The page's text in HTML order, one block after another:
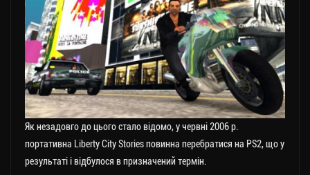
Як незадовго до цього стало відомо, у червні 2006 р.
портативна Liberty City Stories повинна перебратися на PS2, що у
результаті і відбулося в призначений термін.